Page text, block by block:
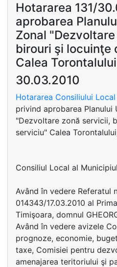
Hotararea 131/
aprobarea
Zonal
birouri şi locuinţe
Calea
30.03.2010
Hotararea Consiliului
privind aprobarea Planului
"Dezvoltare zonă servicii,
serviciu" Calea
Consiliul Local al
Având în vedere Referatul
014343/17.03.2010 al
Timişoara, domnul
Având în vedere avizele
prognoze, economie,
taxe, Comisiei pentru
amenajarea teritoriului şi